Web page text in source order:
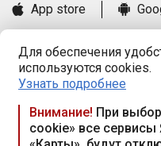
Для обеспечения
используются cookies.
Узнать подробнее
Внимание! При
cookie» все
App store
Книга замечаний и
Правила и документы
Praca.by © 2000—2026,
Республика Беларусь,
117а, пом. № 9.